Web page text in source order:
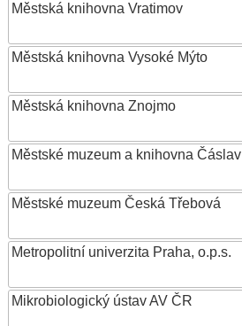
Městská knihovna Vratimov
Městská knihovna Vysoké Mýto
Městská knihovna Znojmo
Městské muzeum a knihovna Čáslav
Městské muzeum Česká Třebová
Metropolitní univerzita Praha, o.p.s.
Mikrobiologický ústav AV ČR